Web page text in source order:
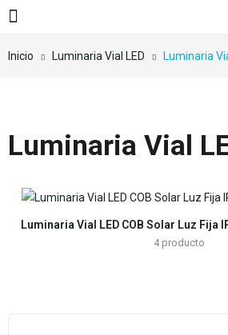
Inicio Luminaria Vial LED Luminaria
Luminaria Vial
Luminaria Vial LED COB Solar Luz Fija
4 producto